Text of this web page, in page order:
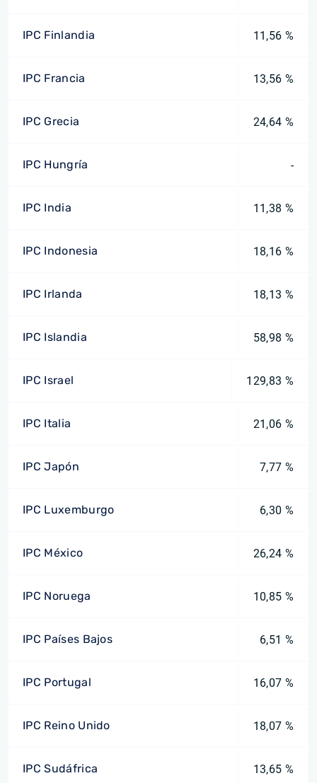
IPC Finlandia 11,56 %
IPC Francia 13,56 %
IPC Grecia 24,64 %
IPC Hungría -
IPC India 11,38 %
IPC Indonesia 18,16 %
IPC Irlanda 18,13 %
IPC Islandia 58,98 %
IPC Israel 129,83 %
IPC Italia 21,06 %
IPC Japón 7,77 %
IPC Luxemburgo 6,30 %
IPC México 26,24 %
IPC Noruega 10,85 %
IPC Países Bajos 6,51 %
IPC Portugal 16,07 %
IPC Reino Unido 18,07 %
IPC Sudáfrica 13,65 %